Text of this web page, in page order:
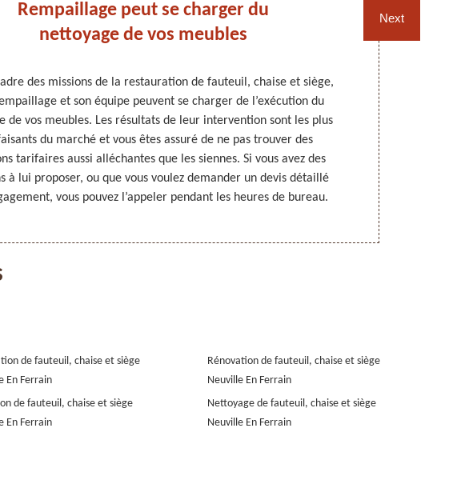
Rempaillage peut se charger du
nettoyage de vos meubles
des missions de la restauration de fauteuil, chaise et siège,
et son équipe peuvent se charger de l’exécution du
de vos meubles. Les résultats de leur intervention sont les plus
du marché et vous êtes assuré de ne pas trouver des
tarifaires aussi alléchantes que les siennes. Si vous avez des
à lui proposer, ou que vous voulez demander un devis détaillé
vous pouvez l’appeler pendant les heures de bureau.
Next
de fauteuil, chaise et siège
En Ferrain
de fauteuil, chaise et siège
En Ferrain
Rénovation de fauteuil, chaise et siège
Neuville En Ferrain
Nettoyage de fauteuil, chaise et siège
Neuville En Ferrain